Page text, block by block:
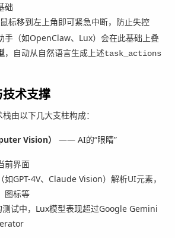
础
标移到左上角即可紧急中断，防止失控
手（如OpenClaw、Lux）会在此基础上叠
，自动从自然语言生成上述task_actions
术支撑
由以下几大支柱构成：
Vision） —— AI的“眼睛”
前界面
GPT-4V、Claude Vision）解析UI元素，
图标等
试中，Lux模型表现超过Google Gemini